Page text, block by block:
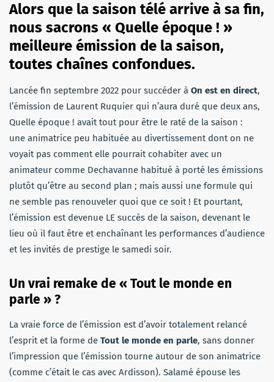
Alors que la saison télé arrive à sa fin,
nous sacrons « Quelle époque ! »
meilleure émission de la saison,
toutes chaînes confondues.
Lancée fin septembre 2022 pour succéder à On est en direct,
l’émission de Laurent Ruquier qui n’aura duré que deux ans,
Quelle époque ! avait tout pour être le raté de la saison :
une animatrice peu habituée au divertissement dont on ne
voyait pas comment elle pourrait cohabiter avec un
animateur comme Dechavanne habitué à porté les émissions
plutôt qu’être au second plan ; mais aussi une formule qui
ne semble pas renouveler quoi que ce soit ! Et pourtant,
l’émission est devenue LE succès de la saison, devenant le
lieu où il faut être et enchaînant les performances d’audience
et les invités de prestige le samedi soir.
Un vrai remake de « Tout le monde en
parle » ?
La vraie force de l’émission est d’avoir totalement relancé
l’esprit et la forme de Tout le monde en parle, sans donner
l’impression que l’émission tourne autour de son animatrice
(comme c’était le cas avec Ardisson). Salamé épouse les